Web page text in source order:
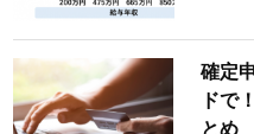
確定
ドで
とめ